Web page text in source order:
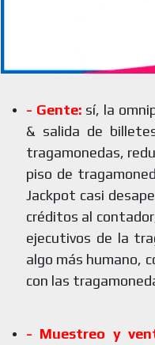
- Gente: sí, la
& salida de
tragamonedas,
piso de
Jackpot casi
créditos al
ejecutivos de la
algo más humano,
con las
- Muestreo y